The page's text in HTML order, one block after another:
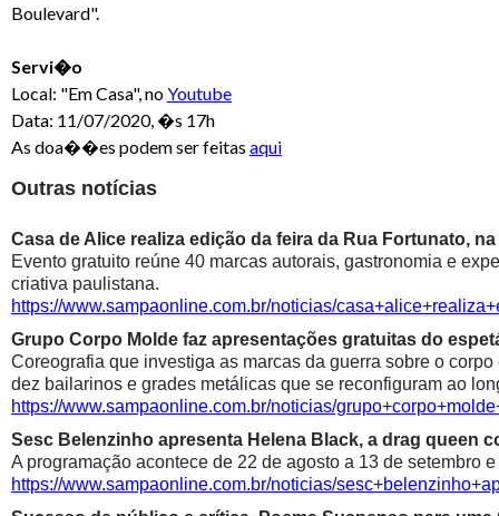
Boulevard".
Servi�o
Local: "Em Casa", noYoutube
Data: 11/07/2020, �s 17h
As doa��es podem ser feitas aqui
Outras notícias
Casa de Alice realiza edição da feira da Rua Fortunato,
Evento gratuito reúne 40 marcas autorais, gastronomia e
criativa paulistana.
https://www.sampaonline.com.br/noticias/
Grupo Corpo Molde faz apresentações gratuitas do
Coreografia que investiga as marcas da guerra sobre o
dez bailarinos e grades metálicas que se reconfiguram ao
https://www.sampaonline.com.br/noticias/
Sesc Belenzinho apresenta Helena Black, a drag queen
A programação acontece de 22 de agosto a 13 de setembro
https://www.sampaonline.com.br/noticias/